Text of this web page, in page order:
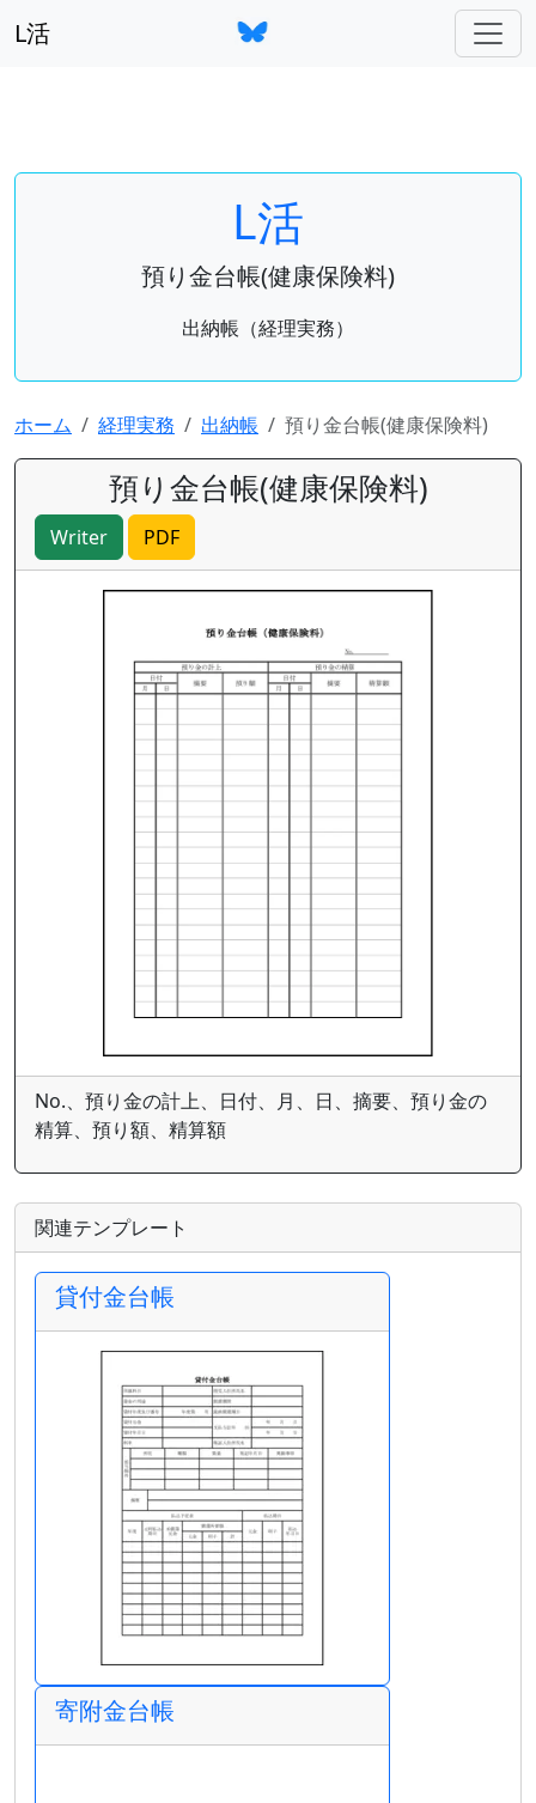
L活
L活
預り金台帳(健康保険料)
出納帳（経理実務）
ホーム 経理実務 出納帳 預り金台帳(健康保険料)
預り金台帳(健康保険料)
Writer PDF
No.、預り金の計上、日付、月、日、摘要、預り金の
精算、預り額、精算額
関連テンプレート
貸付金台帳
寄附金台帳